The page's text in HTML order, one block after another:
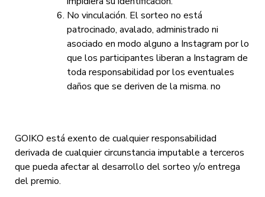
No vinculación. El sorteo no está
patrocinado, avalado, administrado ni
asociado en modo alguno a Instagram por lo
que los participantes liberan a Instagram de
toda responsabilidad por los eventuales
daños que se deriven de la misma. no
GOIKO está exento de cualquier responsabilidad
derivada de cualquier circunstancia imputable a terceros
que pueda afectar al desarrollo del sorteo y/o entrega
del premio.